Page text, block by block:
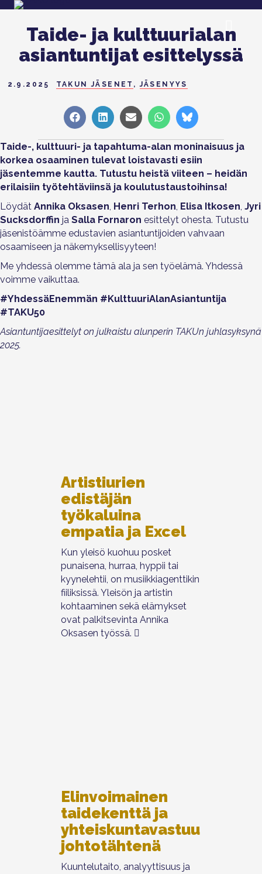
Taide- ja kulttuurialan
asiantuntijat esittelyssä
2.9.2025 TAKUN JÄSENET ,JÄSENYYS
Share
on
Share
on
Share
on
Share
on
Share
on
Taide-, kulttuuri- ja tapahtuma-alan moninaisuus ja
korkea osaaminen tulevat loistavasti esiin
jäsentemme kautta. Tutustu heistä viiteen – heidän
erilaisiin työtehtäviinsä ja koulutustaustoihinsa!
Löydät Annika Oksasen, Henri Terhon, Elisa Itkosen, Jyri
Sucksdorffin ja Salla Fornaron esittelyt ohesta. Tutustu
jäsenistöämme edustavien asiantuntijoiden vahvaan
osaamiseen ja näkemyksellisyyteen!
Me yhdessä olemme tämä ala ja sen työelämä. Yhdessä
voimme vaikuttaa.
#YhdessäEnemmän #KulttuuriAlanAsiantuntija
#TAKU50
Asiantuntijaesittelyt on julkaistu alunperin TAKUn juhlasyksynä
2025.
Artistiurien
edistäjän
työkaluina
empatia ja Excel
Kun yleisö kuohuu posket
punaisena, hurraa, hyppii tai
kyynelehtii, on musiikkiagenttikin
fiiliksissä. Yleisön ja artistin
kohtaaminen sekä elämykset
ovat palkitsevinta Annika
Oksasen työssä.
Elinvoimainen
taidekenttä ja
yhteiskuntavastuu
johtotähtenä
Kuuntelutaito, analyyttisuus ja